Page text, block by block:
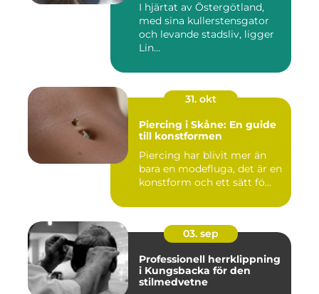
I hjärtat av Östergötland,
med sina kullerstensgator
och levande stadsliv, ligger
Lin...
31. okt
Piercing i Skåne: En guide
till konstformen
Piercing har blivit mer än
bara en modefluga, det är en
konstform och ett sätt fö...
03. sep
Professionell herrklippning
i Kungsbacka för den
stilmedvetne